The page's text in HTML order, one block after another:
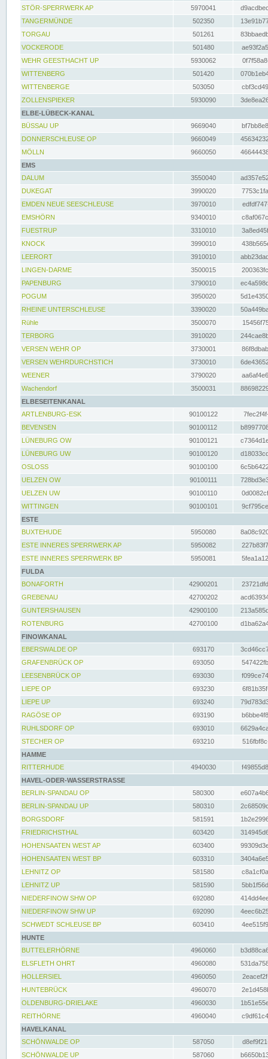
STÖR-SPERRWERK AP 5970041
TANGERMÜNDE
502350
TORGAU
501261
VOCKERODE
501480
WEHR GEESTHACHT UP
5930062
WITTENBERG
501420
WITTENBERGE
503050
ZOLLENSPIEKER
5930090
ELBE-LÜBECK-KANAL
BÜSSAU UP
9669040
DONNERSCHLEUSE OP
9660049
MÖLLN
9660050
EMS
DALUM
3550040
DUKEGAT
3990020
EMDEN NEUE SEESCHLEUSE
3970010
EMSHÖRN
9340010
FUESTRUP
3310010
KNOCK
3990010
LEERORT
3910010
LINGEN-DARME
3500015
PAPENBURG
3790010
POGUM
3950020
RHEINE UNTERSCHLEUSE
3390020
Rühle
3500070
TERBORG
3910020
VERSEN WEHR OP
3730001
VERSEN WEHRDURCHSTICH
3730010
WEENER
3790020
Wachendorf
3500031
ELBESEITENKANAL
ARTLENBURG-ESK
90100122
BEVENSEN
90100112
LÜNEBURG OW
90100121
LÜNEBURG UW
90100120
OSLOSS
90100100
UELZEN OW
90100111
UELZEN UW
90100110
WITTINGEN
90100101
ESTE
BUXTEHUDE
5950080
ESTE INNERES SPERRWERK AP
5950082
ESTE INNERES SPERRWERK BP
5950081
FULDA
BONAFORTH
42900201
GREBENAU
42700202
GUNTERSHAUSEN
42900100
ROTENBURG
42700100
FINOWKANAL
EBERSWALDE OP
693170
GRAFENBRÜCK OP
693050
LEESENBRÜCK OP
693030
LIEPE OP
693230
LIEPE UP
693240
RAGÖSE OP
693190
RUHLSDORF OP
693010
STECHER OP
693210
HAMME
RITTERHUDE
4940030
HAVEL-ODER-WASSERSTRASSE
BERLIN-SPANDAU OP
580300
BERLIN-SPANDAU UP
580310
BORGSDORF
581591
FRIEDRICHSTHAL
603420
HOHENSAATEN WEST AP
603400
HOHENSAATEN WEST BP
603310
LEHNITZ OP
581580
LEHNITZ UP
581590
NIEDERFINOW SHW OP
692080
NIEDERFINOW SHW UP
692090
SCHWEDT SCHLEUSE BP
603410
HUNTE
BUTTELERHÖRNE
4960060
ELSFLETH OHRT
4960080
HOLLERSIEL
4960050
HUNTEBRÜCK
4960070
OLDENBURG-DRIELAKE
4960030
REITHÖRNE
4960040
HAVELKANAL
SCHÖNWALDE OP
587050
SCHÖNWALDE UP
587060